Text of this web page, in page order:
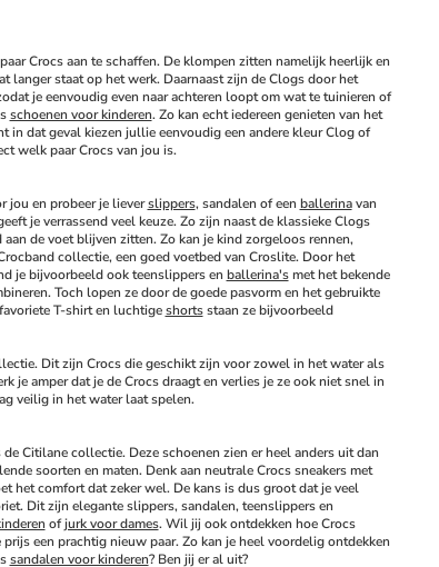
Crocs aan te schaffen. De klompen zitten namelijk heerlijk en
staat op het werk. Daarnaast zijn de Clogs door het
je eenvoudig even naar achteren loopt om wat te tuinieren of
schoenen voor kinderen. Zo kan echt iedereen genieten van het
in dat geval kiezen jullie eenvoudig een andere kleur Clog of
welk paar Crocs van jou is.
jou en probeer je liever slippers, sandalen of een ballerina van
je verrassend veel keuze. Zo zijn naast de klassieke Clogs
de voet blijven zitten. Zo kan je kind zorgeloos rennen,
collectie, een goed voetbed van Croslite. Door het
je bijvoorbeeld ook teenslippers en ballerina's met het bekende
Toch lopen ze door de goede pasvorm en het gebruikte
T-shirt en luchtige shorts staan ze bijvoorbeeld
Dit zijn Crocs die geschikt zijn voor zowel in het water als
je amper dat je de Crocs draagt en verlies je ze ook niet snel in
veilig in het water laat spelen.
Citilane collectie. Deze schoenen zien er heel anders uit dan
soorten en maten. Denk aan neutrale Crocs sneakers met
het comfort dat zeker wel. De kans is dus groot dat je veel
Dit zijn elegante slippers, sandalen, teenslippers en
of jurk voor dames. Wil jij ook ontdekken hoe Crocs
een prachtig nieuw paar. Zo kan je heel voordelig ontdekken
sandalen voor kinderen? Ben jij er al uit?